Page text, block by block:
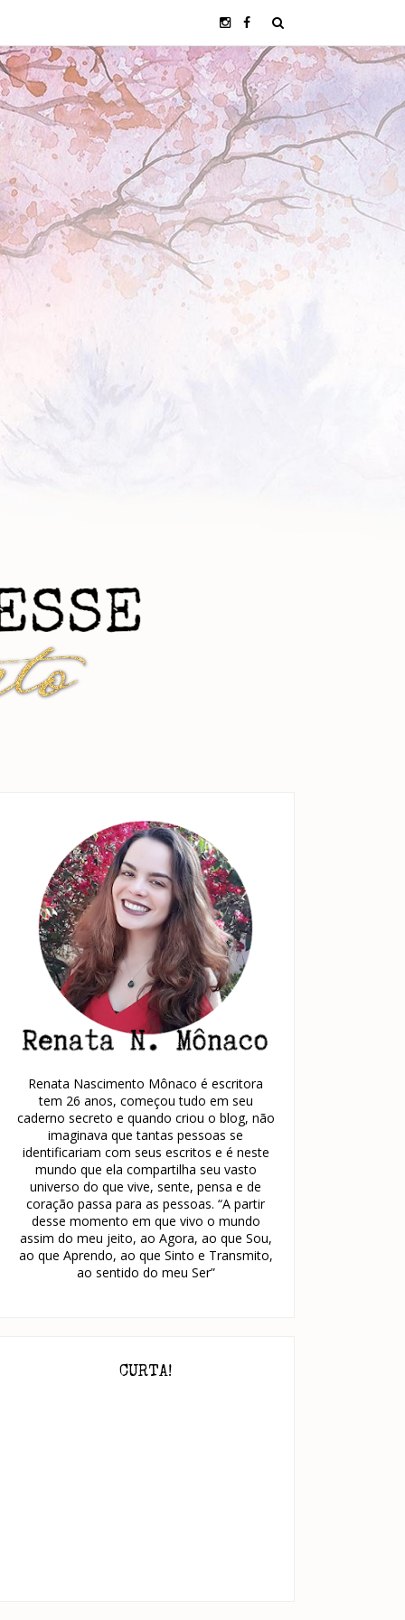
Renata Nascimento Mônaco é escritora
tem 26 anos, começou tudo em seu
caderno secreto e quando criou o blog, não
imaginava que tantas pessoas se
identificariam com seus escritos e é neste
mundo que ela compartilha seu vasto
universo do que vive, sente, pensa e de
coração passa para as pessoas. “A partir
desse momento em que vivo o mundo
assim do meu jeito, ao Agora, ao que Sou,
ao que Aprendo, ao que Sinto e Transmito,
ao sentido do meu Ser”
CURTA!